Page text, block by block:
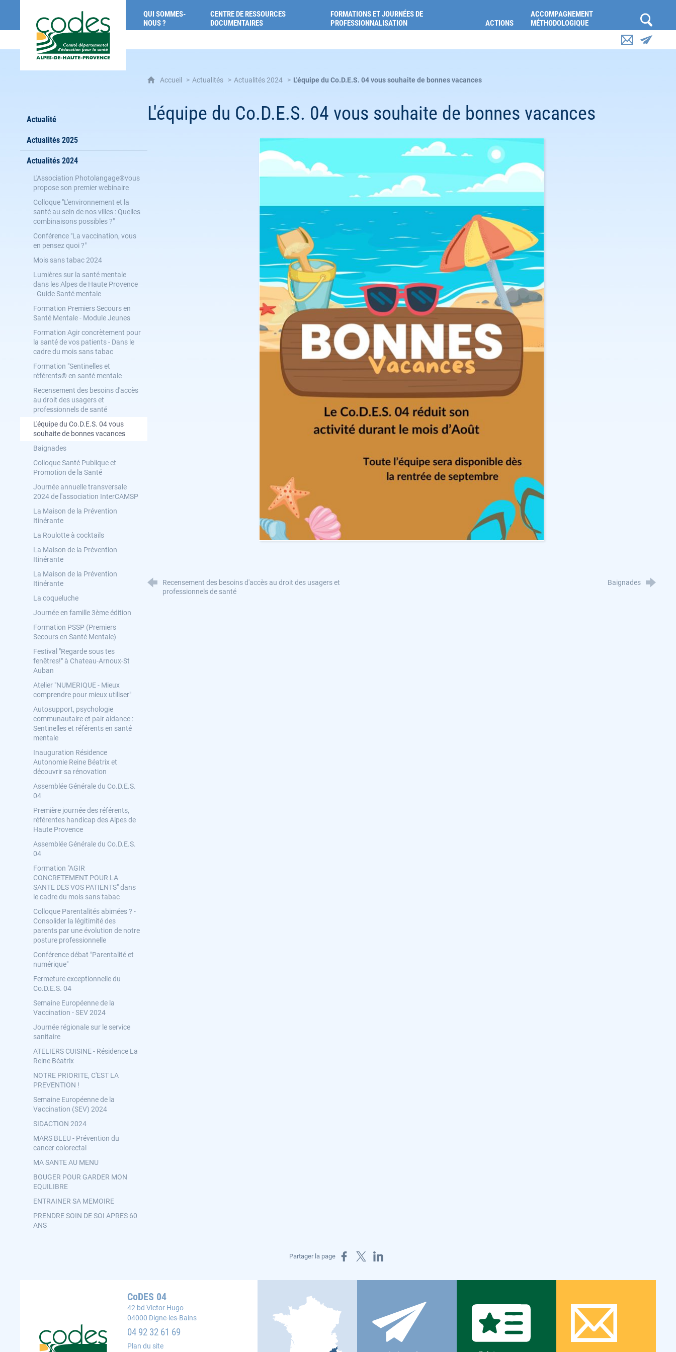
QUI SOMMES-
NOUS ?
CENTRE DE RESSOURCES
DOCUMENTAIRES
FORMATIONS ET JOURNÉES DE
PROFESSIONNALISATION
ACTIONS
ACCOMPAGNEMENT
MÉTHODOLOGIQUE
Actualité
Actualités 2025
Actualités 2024
L'Association Photolangage®vous
propose son premier webinaire
Colloque "L'environnement et la
santé au sein de nos villes : Quelles
combinaisons possibles ?"
Conférence "La vaccination, vous
en pensez quoi ?"
Mois sans tabac 2024
Lumières sur la santé mentale
dans les Alpes de Haute Provence
- Guide Santé mentale
Formation Premiers Secours en
Santé Mentale - Module Jeunes
Formation Agir concrètement pour
la santé de vos patients - Dans le
cadre du mois sans tabac
Formation "Sentinelles et
référents® en santé mentale
Recensement des besoins d'accès
au droit des usagers et
professionnels de santé
L'équipe du Co.D.E.S. 04 vous
souhaite de bonnes vacances
Baignades
Colloque Santé Publique et
Promotion de la Santé
Journée annuelle transversale
2024 de l'association InterCAMSP
La Maison de la Prévention
Itinérante
La Roulotte à cocktails
La Maison de la Prévention
Itinérante
La Maison de la Prévention
Itinérante
La coqueluche
Journée en famille 3ème édition
Formation PSSP (Premiers
Secours en Santé Mentale)
Festival "Regarde sous tes
fenêtres!" à Chateau-Arnoux-St
Auban
Atelier "NUMERIQUE - Mieux
comprendre pour mieux utiliser"
Autosupport, psychologie
communautaire et pair aidance :
Sentinelles et référents en santé
mentale
Inauguration Résidence
Autonomie Reine Béatrix et
découvrir sa rénovation
Assemblée Générale du Co.D.E.S.
04
Première journée des référents,
référentes handicap des Alpes de
Haute Provence
Assemblée Générale du Co.D.E.S.
04
Formation "AGIR
CONCRETEMENT POUR LA
SANTE DES VOS PATIENTS" dans
le cadre du mois sans tabac
Colloque Parentalités abimées ? -
Consolider la légitimité des
parents par une évolution de notre
posture professionnelle
Conférence débat "Parentalité et
numérique"
Fermeture exceptionnelle du
Co.D.E.S. 04
Semaine Européenne de la
Vaccination - SEV 2024
Journée régionale sur le service
sanitaire
ATELIERS CUISINE - Résidence La
Reine Béatrix
NOTRE PRIORITE, C'EST LA
PREVENTION !
Semaine Européenne de la
Vaccination (SEV) 2024
SIDACTION 2024
MARS BLEU - Prévention du
cancer colorectal
MA SANTE AU MENU
BOUGER POUR GARDER MON
EQUILIBRE
ENTRAINER SA MEMOIRE
PRENDRE SOIN DE SOI APRES 60
ANS
Accueil Actualités Actualités 2024 L'équipe du Co.D.E.S. 04 vous souhaite de bonnes vacances
L'équipe du Co.D.E.S. 04 vous souhaite de bonnes vacances
Recensement des besoins d'accès au droit des usagers et
professionnels de santé
Baignades
Partager la page Partager sur Facebook
Partager sur XPartager sur LinkedIn
CoDES 04 : Comité départemental d'éducation pour la santé des Alpes-de-Haute-Provence
CoDES 04
42 bd Victor Hugo
04000 Digne-les-Bains
04 92 32 61 69
Plan du site